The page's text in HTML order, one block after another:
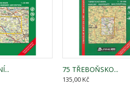
75 TŘEBOŇSKO...
135,00 Kč